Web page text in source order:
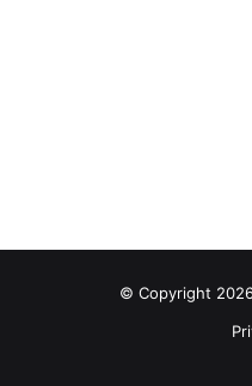
© Copyright